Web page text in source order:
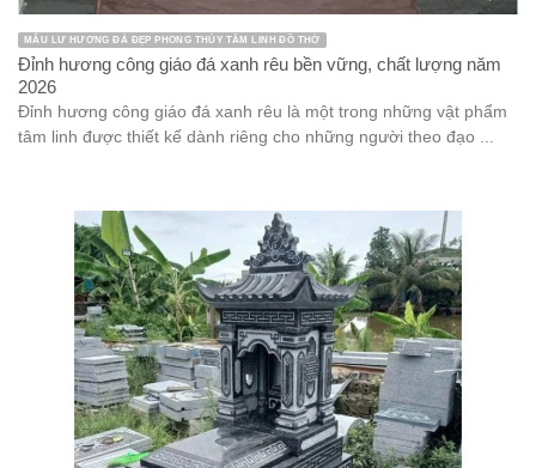
MẪU LƯ HƯƠNG ĐÁ ĐẸP PHONG THỦY TÂM LINH ĐỒ THỜ
Đỉnh hương công giáo đá xanh rêu bền vững, chất lượng năm
2026
Đỉnh hương công giáo đá xanh rêu là một trong những vật phẩm
tâm linh được thiết kế dành riêng cho những người theo đạo ...